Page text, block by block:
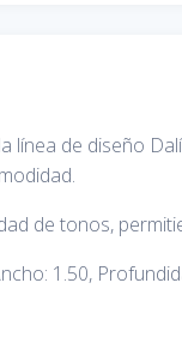
línea de diseño
de tonos,
1.50,